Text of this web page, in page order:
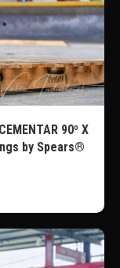
90º X
by Spears®